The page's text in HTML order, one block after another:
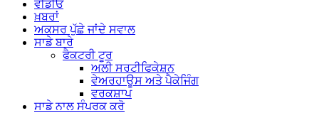
ਵੀਡੀਓ
ਖ਼ਬਰਾਂ
ਅਕਸਰ ਪੁੱਛੇ ਜਾਂਦੇ ਸਵਾਲ
ਸਾਡੇ ਬਾਰੇ
ਫੈਕਟਰੀ ਟੂਰ
ਅਲੀ ਸਰਟੀਫਿਕੇਸ਼ਨ
ਵੇਅਰਹਾਊਸ ਅਤੇ ਪੈਕੇਜਿੰਗ
ਵਰਕਸ਼ਾਪ
ਸਾਡੇ ਨਾਲ ਸੰਪਰਕ ਕਰੋ